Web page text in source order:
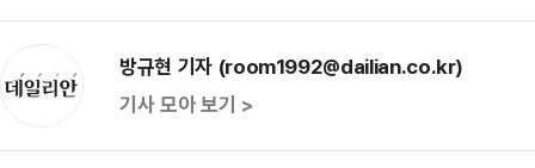
방규현 기자 (room1992@dailian.co.kr)
기사 모아 보기 >